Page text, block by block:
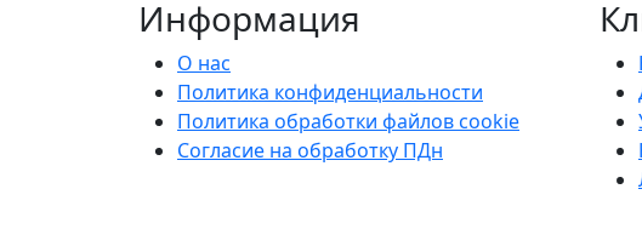
Информация
О нас
Политика конфиденциальности
Политика обработки файлов cookie
Согласие на обработку ПДн